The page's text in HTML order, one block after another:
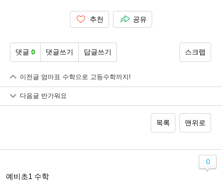
추천 공유
댓글 0 댓글쓰기 답글쓰기 스크랩
이전글 엄마표 수학으로 고등수학까지!
다음글 반가워요
목록 맨위로
예비초1 수학
0